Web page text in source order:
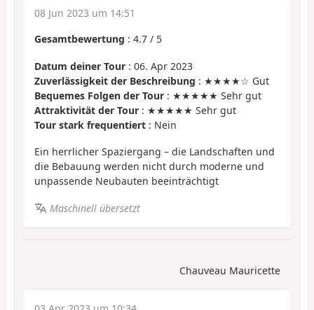
08 Jun 2023 um 14:51
Gesamtbewertung : 4.7 / 5
Datum deiner Tour : 06. Apr 2023
Zuverlässigkeit der Beschreibung : ★★★★☆ Gut
Bequemes Folgen der Tour : ★★★★★ Sehr gut
Attraktivität der Tour : ★★★★★ Sehr gut
Tour stark frequentiert : Nein
Ein herrlicher Spaziergang – die Landschaften und
die Bebauung werden nicht durch moderne und
unpassende Neubauten beeinträchtigt
Maschinell übersetzt
Chauveau Mauricette